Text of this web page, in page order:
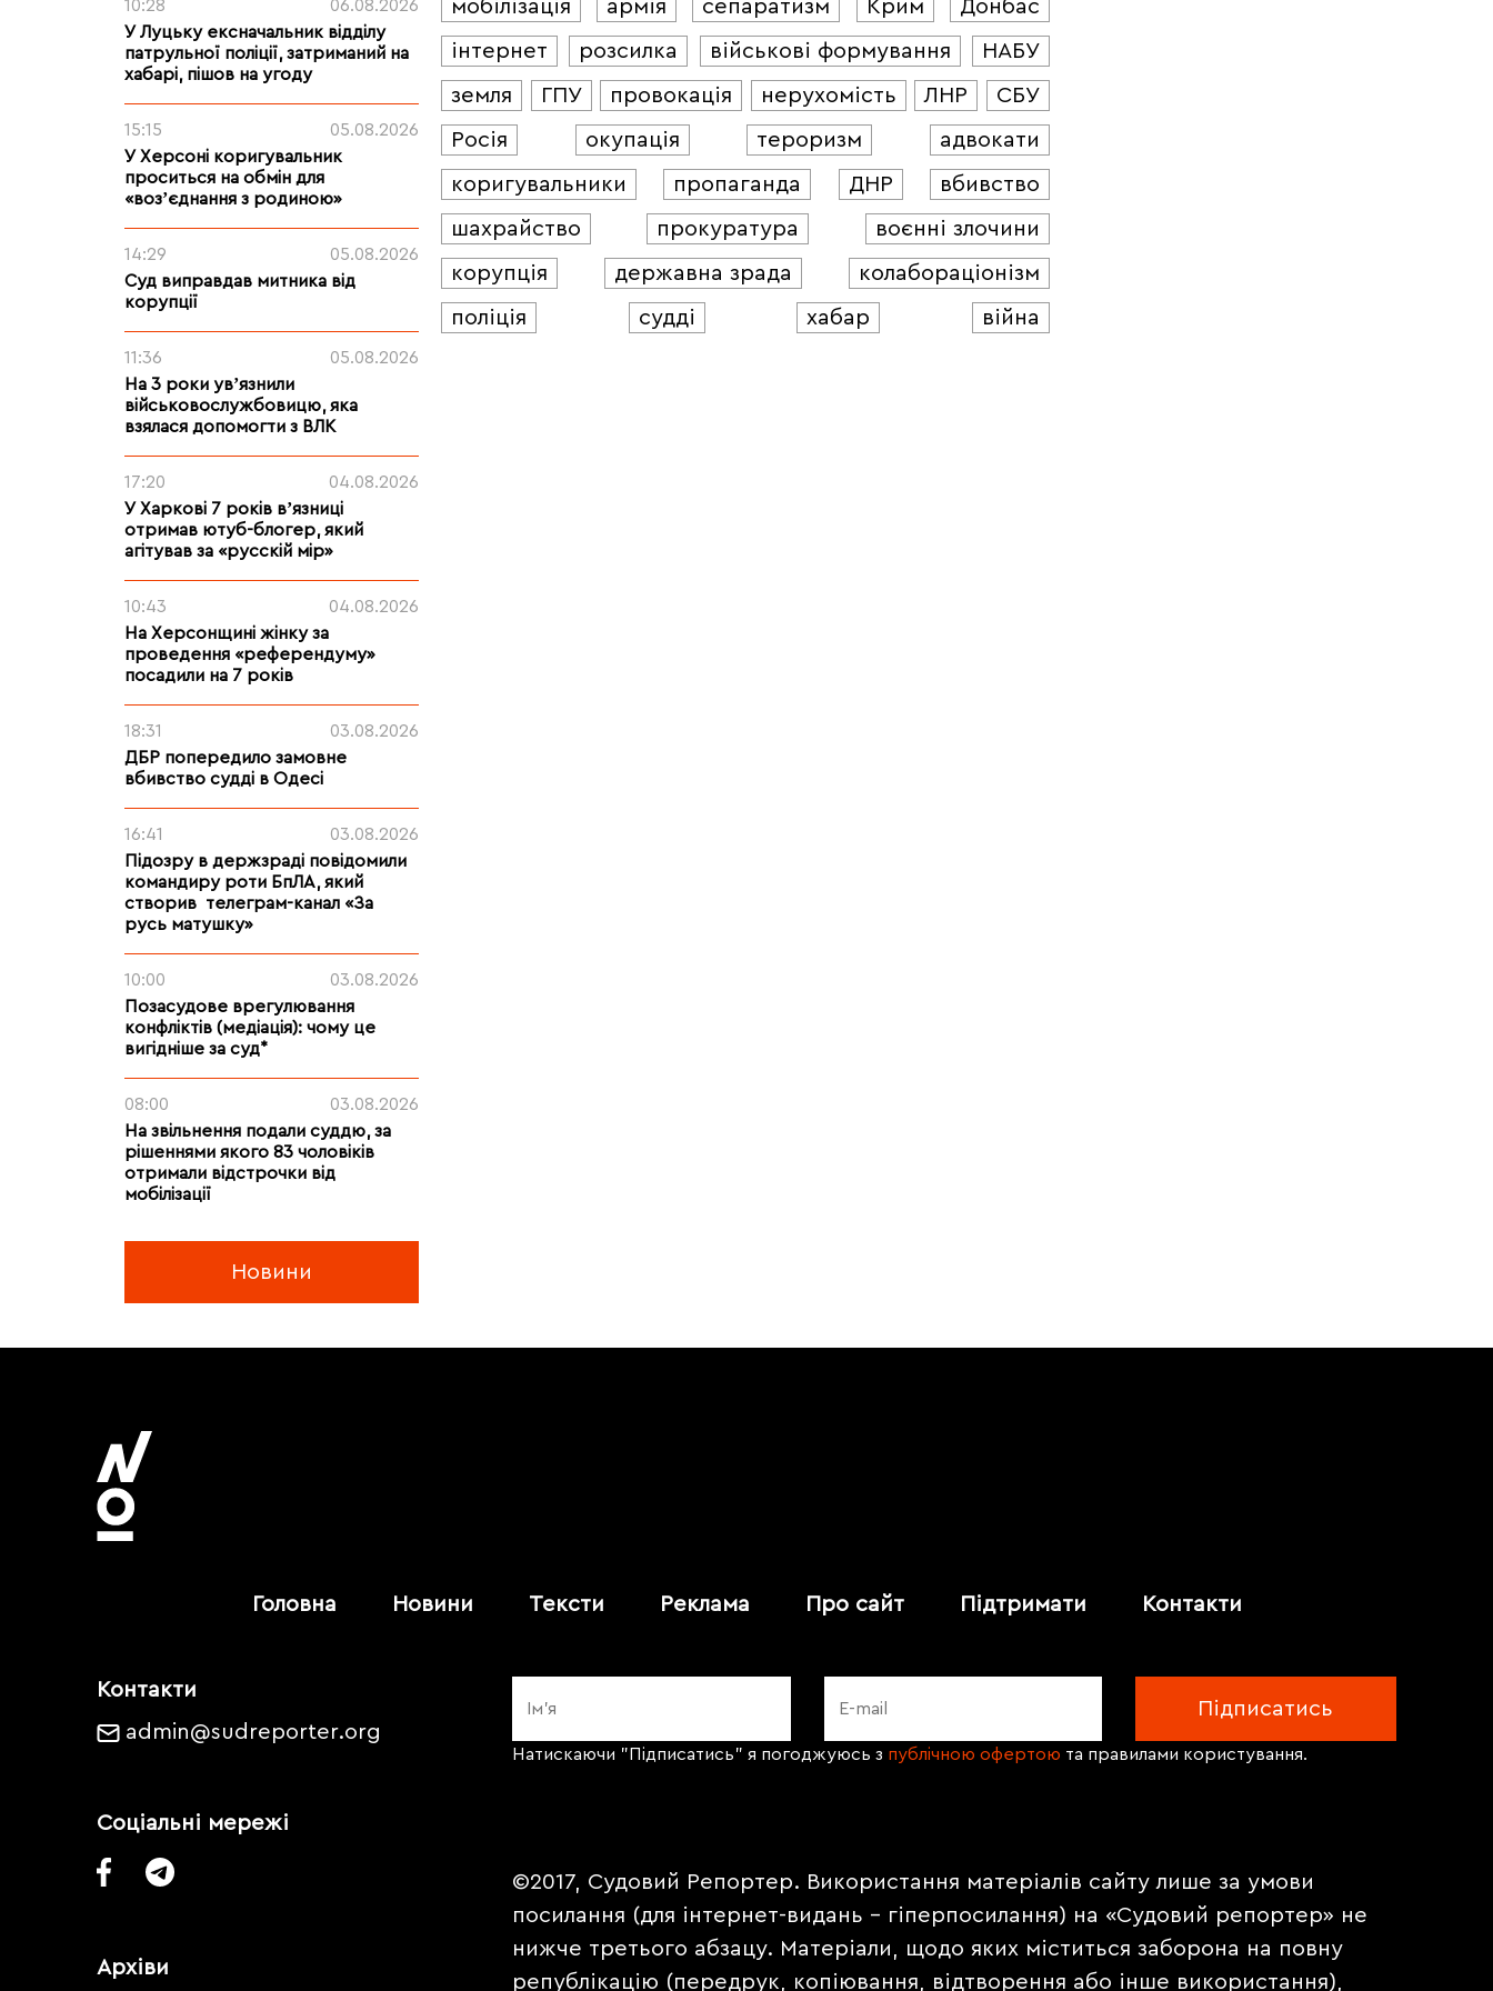
10:28
06.08.2026
У Луцьку ексначальник відділу
патрульної поліції, затриманий на
хабарі, пішов на угоду
15:15
05.08.2026
У Херсоні коригувальник
проситься на обмін для
«возʼєднання з родиною»
14:29
05.08.2026
Суд виправдав митника від
корупції
11:36
05.08.2026
На 3 роки увʼязнили
військовослужбовицю, яка
взялася допомогти з ВЛК
17:20
04.08.2026
У Харкові 7 років вʼязниці
отримав ютуб-блогер, який
агітував за «русскій мір»
10:43
04.08.2026
На Херсонщині жінку за
проведення «референдуму»
посадили на 7 років
18:31
03.08.2026
ДБР попередило замовне
вбивство судді в Одесі
16:41
03.08.2026
Підозру в держзраді повідомили
командиру роти БпЛА, який
створив телеграм-канал «За
русь матушку»
10:00
03.08.2026
Позасудове врегулювання
конфліктів (медіація): чому це
вигідніше за суд*
08:00
03.08.2026
На звільнення подали суддю, за
рішеннями якого 83 чоловіків
отримали відстрочки від
мобілізації
Новини
мобілізація
армія сепаратизм Крим
Донбас
інтернет
розсилка військові формування
НАБУ
земля
ГПУ провокація нерухомість ЛНР
СБУ
Росія
окупація тероризм
адвокати
коригувальники
пропаганда ДНР
вбивство
шахрайство
прокуратура
воєнні злочини
корупція
державна зрада
колабораціонізм
поліція
судді хабар війна
Головна Новини Тексти Реклама Про сайт Підтримати Контакти
Контакти
admin@sudreporter.org
Соціальні мережі
Архіви
Натискаючи "Підписатись" я погоджуюсь з публічною офертою та правилами користування.
©2017, Судовий Репортер. Використання матеріалів сайту лише за умови
посилання (для інтернет-видань - гіперпосилання) на «Судовий репортер» не
нижче третього абзацу. Матеріали, щодо яких міститься заборона на повну
републікацію (передрук, копіювання, відтворення або інше використання),